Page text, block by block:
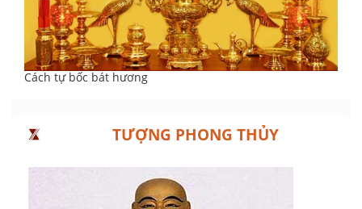
Cách tự bốc bát hương
TƯỢNG PHONG THỦY